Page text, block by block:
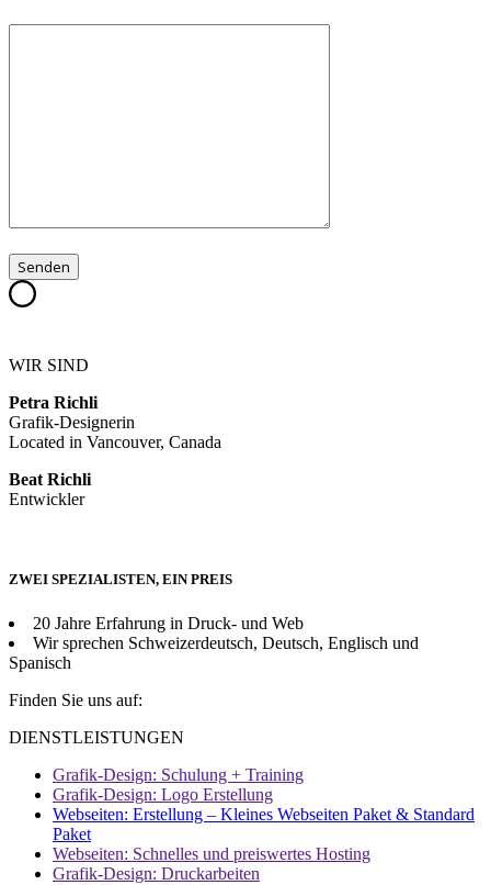
WIR SIND
Petra Richli
Grafik-Designerin
Located in Vancouver, Canada
Beat Richli
Entwickler
ZWEI SPEZIALISTEN, EIN PREIS
20 Jahre Erfahrung in Druck- und Web
Wir sprechen Schweizerdeutsch, Deutsch, Englisch und
Spanisch
Finden Sie uns auf:
Facebook
opens
new
window
DIENSTLEISTUNGEN
Grafik-Design: Schulung + Training
Grafik-Design: Logo Erstellung
Webseiten: Erstellung – Kleines Webseiten Paket & Standard
Paket
Webseiten: Schnelles und preiswertes Hosting
Grafik-Design: Druckarbeiten